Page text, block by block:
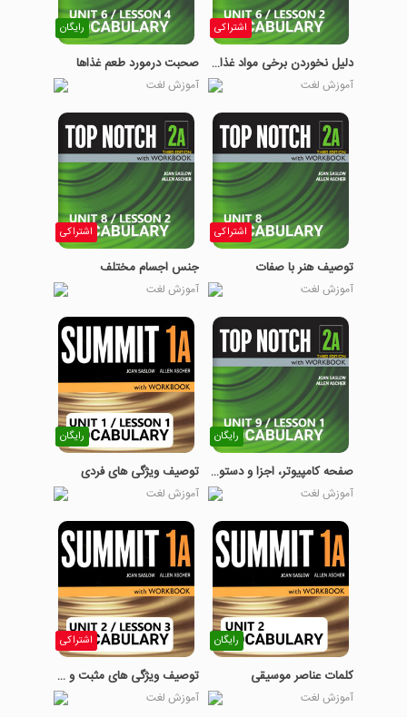
اشتراکی
دلیل نخوردن برخی مواد غذایی
آموزش لغت
رایگان
صحبت درمورد طعم غذاها
آموزش لغت
اشتراکی
توصیف هنر با صفات
آموزش لغت
اشتراکی
جنس اجسام مختلف
آموزش لغت
رایگان
صفحه کامپیوتر، اجزا و دستورات
آموزش لغت
رایگان
توصیف ویژگی های فردی
آموزش لغت
رایگان
کلمات عناصر موسیقی
آموزش لغت
اشتراکی
توصیف ویژگی های مثبت و منفی افراد
آموزش لغت